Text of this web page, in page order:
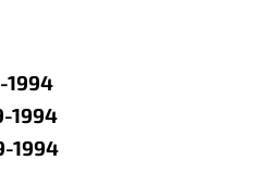
1994
1994
1994